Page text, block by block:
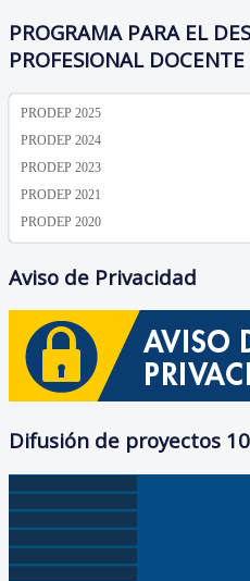
PROGRAMA PARA EL
PROFESIONAL DOCENTE
PRODEP 2025
PRODEP 2024
PRODEP 2023
PRODEP 2021
PRODEP 2020
Aviso de Privacidad
Difusión de proyectos